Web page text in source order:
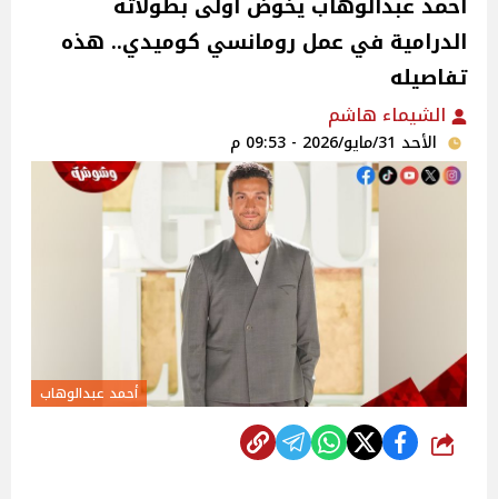
الدرامية في عمل رومانسي كوميدي.. هذه
تفاصيله
الشيماء هاشم
الأحد 31/مايو/2026 - 09:53 م
أحمد عبدالوهاب
شارك